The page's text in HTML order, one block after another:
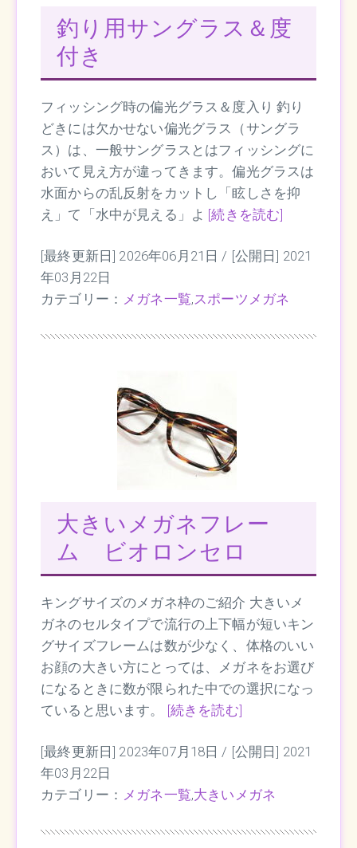
釣り用サングラス＆度
付き
フィッシング時の偏光グラス＆度入り 釣り
どきには欠かせない偏光グラス（サングラ
ス）は、一般サングラスとはフィッシングに
おいて見え方が違ってきます。偏光グラスは
水面からの乱反射をカットし「眩しさを抑
え」て「水中が見える」よ [続きを読む]
[最終更新日] 2026年06月21日 / [公開日] 2021
年03月22日
カテゴリー： メガネ一覧,スポーツメガネ
大きいメガネフレー
ム ビオロンセロ
キングサイズのメガネ枠のご紹介 大きいメ
ガネのセルタイプで流行の上下幅が短いキン
グサイズフレームは数が少なく、体格のいい
お顔の大きい方にとっては、メガネをお選び
になるときに数が限られた中での選択になっ
ていると思います。
[続きを読む]
[最終更新日] 2023年07月18日 / [公開日] 2021
年03月22日
カテゴリー： メガネ一覧,大きいメガネ